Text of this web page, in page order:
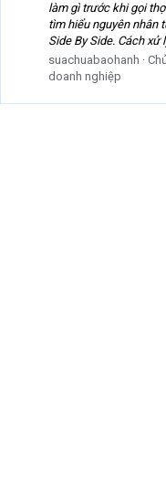
làm gì trước khi gọi
tìm hiểu nguyên nhân
Side By Side. Cách xử
suachuabaohanh
doanh nghiệp